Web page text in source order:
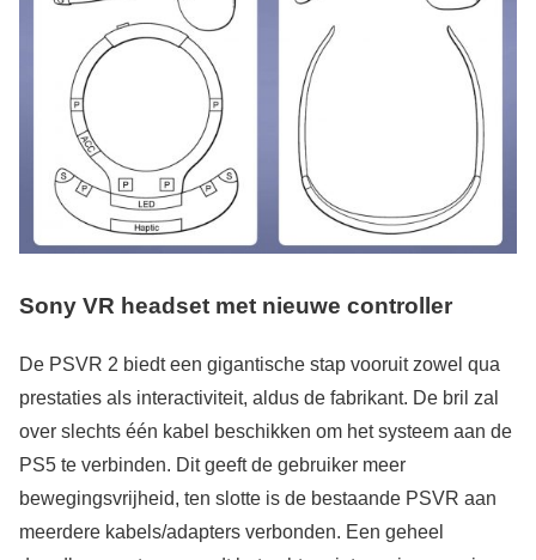
Sony VR headset met nieuwe controller
De PSVR 2 biedt een gigantische stap vooruit zowel qua
prestaties als interactiviteit, aldus de fabrikant. De bril zal
over slechts één kabel beschikken om het systeem aan de
PS5 te verbinden. Dit geeft de gebruiker meer
bewegingsvrijheid, ten slotte is de bestaande PSVR aan
meerdere kabels/adapters verbonden. Een geheel